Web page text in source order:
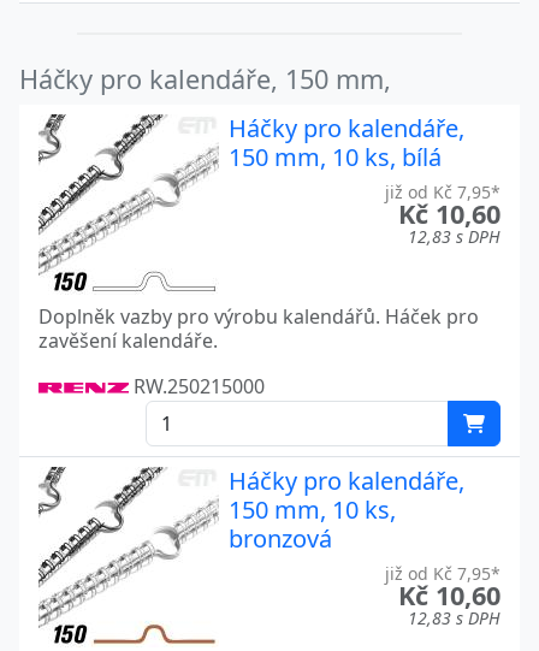
Háčky pro kalendáře, 150 mm,
Háčky pro kalendáře,
150 mm, 10 ks, bílá
již od Kč 7,95*
Kč 10,60
12,83 s DPH
Doplněk vazby pro výrobu kalendářů. Háček pro
zavěšení kalendáře.
RW.250215000
Háčky pro kalendáře,
150 mm, 10 ks,
bronzová
již od Kč 7,95*
Kč 10,60
12,83 s DPH